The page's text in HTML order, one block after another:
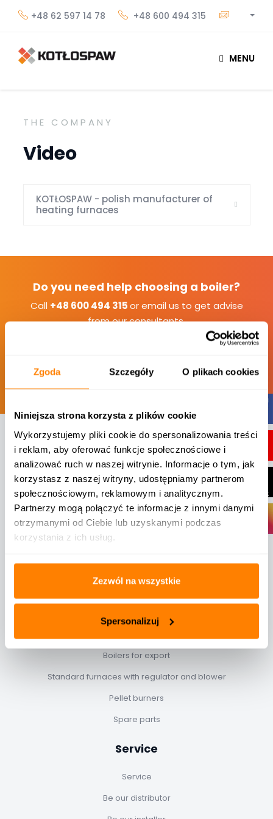
Zgoda Szczegóły O plikach cookies
Niniejsza strona korzysta z plików cookie
Wykorzystujemy pliki cookie do spersonalizowania treści
i reklam, aby oferować funkcje społecznościowe i
analizować ruch w naszej witrynie. Informacje o tym, jak
korzystasz z naszej witryny, udostępniamy partnerom
społecznościowym, reklamowym i analitycznym.
Partnerzy mogą połączyć te informacje z innymi danymi
otrzymanymi od Ciebie lub uzyskanymi podczas
korzystania z ich usług.
Zezwól na wszystkie
Spersonalizuj
+48 62 597 14 78 +48 600 494 315
MENU
THE COMPANY
Video
KOTŁOSPAW - polish manufacturer of
heating furnaces
Do you need help choosing a boiler?
Call +48 600 494 315or email us to get advise
from our consultants.
KOTŁOSPAW Sp. z o.o.
ul. Szenica 38, 63-300 Pleszew
+48 62 597 14 78
+48 62 597 14 79
Products & Services
Boilers for export
Standard furnaces with regulator and blower
Pellet burners
Spare parts
Service
Service
Be our distributor